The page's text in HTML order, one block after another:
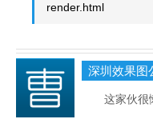
render.html
深圳效果图
这家伙很